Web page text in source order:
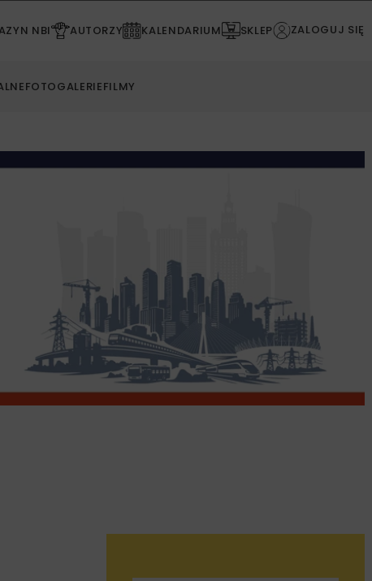
NBI AUTORZY KALENDARIUM SKLEP ZALOGUJ SIĘ
FOTOGALERIEFILMY